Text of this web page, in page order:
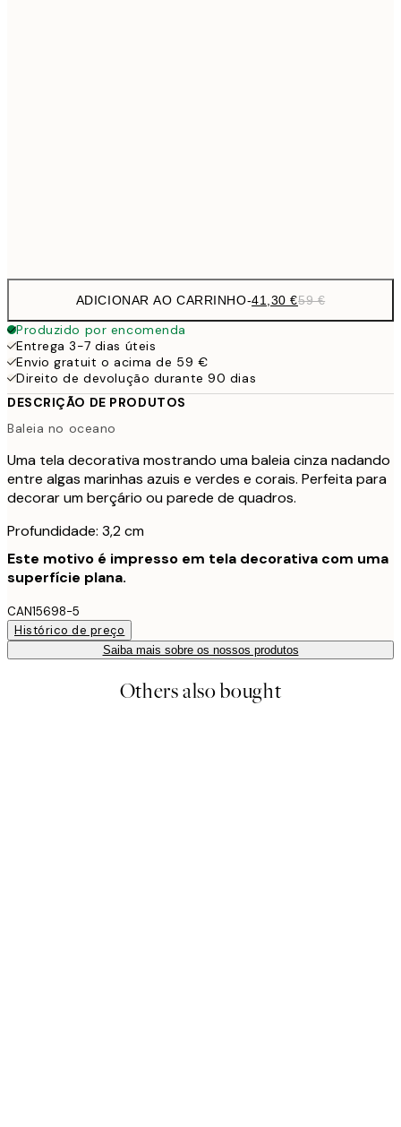
ADICIONAR AO CARRINHO-41,30 €59 €
Produzido por encomenda
Entrega 3-7 dias úteis
Envio gratuit o acima de 59 €
Direito de devolução durante 90 dias
DESCRIÇÃO DE PRODUTOS
Baleia no oceano
Uma tela decorativa mostrando uma baleia cinza nadando
entre algas marinhas azuis e verdes e corais. Perfeita para
decorar um berçário ou parede de quadros.
Profundidade: 3,2 cm
Este motivo é impresso em tela decorativa com uma
superfície plana.
CAN15698-5
Histórico de preço
Saiba mais sobre os nossos produtos
Others also bought